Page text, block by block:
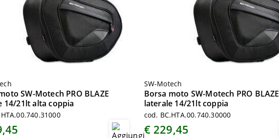
SW-Motech PRO BLAZE
14/21lt alta coppia
SW-Motech
Borsa moto SW-Motech PRO BLAZE
laterale 14/21lt coppia
cod. BC.HTA.00.740.30000
€ 229,45